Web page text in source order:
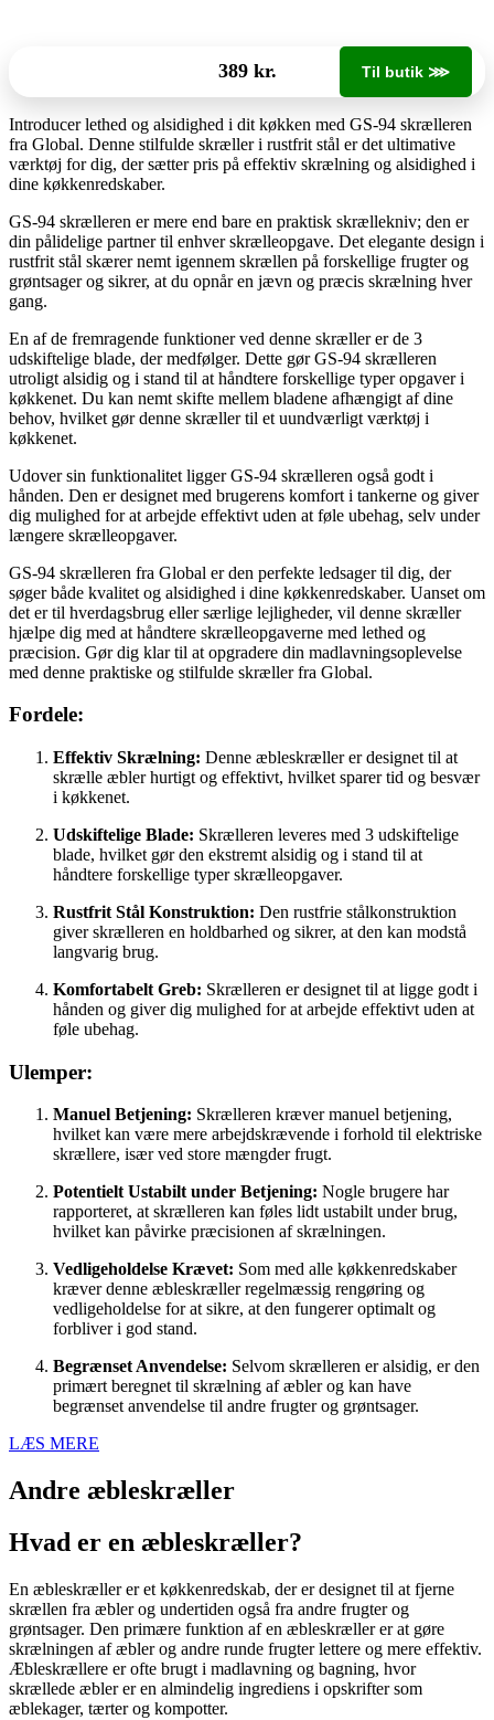
389 kr. Til butik ⋙
Introducer lethed og alsidighed i dit køkken med GS-94 skrælleren
fra Global. Denne stilfulde skræller i rustfrit stål er det ultimative
værktøj for dig, der sætter pris på effektiv skrælning og alsidighed i
dine køkkenredskaber.
GS-94 skrælleren er mere end bare en praktisk skrællekniv; den er
din pålidelige partner til enhver skrælleopgave. Det elegante design i
rustfrit stål skærer nemt igennem skrællen på forskellige frugter og
grøntsager og sikrer, at du opnår en jævn og præcis skrælning hver
gang.
En af de fremragende funktioner ved denne skræller er de 3
udskiftelige blade, der medfølger. Dette gør GS-94 skrælleren
utroligt alsidig og i stand til at håndtere forskellige typer opgaver i
køkkenet. Du kan nemt skifte mellem bladene afhængigt af dine
behov, hvilket gør denne skræller til et uundværligt værktøj i
køkkenet.
Udover sin funktionalitet ligger GS-94 skrælleren også godt i
hånden. Den er designet med brugerens komfort i tankerne og giver
dig mulighed for at arbejde effektivt uden at føle ubehag, selv under
længere skrælleopgaver.
GS-94 skrælleren fra Global er den perfekte ledsager til dig, der
søger både kvalitet og alsidighed i dine køkkenredskaber. Uanset om
det er til hverdagsbrug eller særlige lejligheder, vil denne skræller
hjælpe dig med at håndtere skrælleopgaverne med lethed og
præcision. Gør dig klar til at opgradere din madlavningsoplevelse
med denne praktiske og stilfulde skræller fra Global.
Fordele:
Effektiv Skrælning: Denne æbleskræller er designet til at
skrælle æbler hurtigt og effektivt, hvilket sparer tid og besvær
i køkkenet.
Udskiftelige Blade: Skrælleren leveres med 3 udskiftelige
blade, hvilket gør den ekstremt alsidig og i stand til at
håndtere forskellige typer skrælleopgaver.
Rustfrit Stål Konstruktion: Den rustfrie stålkonstruktion
giver skrælleren en holdbarhed og sikrer, at den kan modstå
langvarig brug.
Komfortabelt Greb: Skrælleren er designet til at ligge godt i
hånden og giver dig mulighed for at arbejde effektivt uden at
føle ubehag.
Ulemper:
Manuel Betjening: Skrælleren kræver manuel betjening,
hvilket kan være mere arbejdskrævende i forhold til elektriske
skrællere, især ved store mængder frugt.
Potentielt Ustabilt under Betjening: Nogle brugere har
rapporteret, at skrælleren kan føles lidt ustabilt under brug,
hvilket kan påvirke præcisionen af skrælningen.
Vedligeholdelse Krævet: Som med alle køkkenredskaber
kræver denne æbleskræller regelmæssig rengøring og
vedligeholdelse for at sikre, at den fungerer optimalt og
forbliver i god stand.
Begrænset Anvendelse: Selvom skrælleren er alsidig, er den
primært beregnet til skrælning af æbler og kan have
begrænset anvendelse til andre frugter og grøntsager.
LÆS MERE
Andre æbleskræller
Hvad er en æbleskræller?
En æbleskræller er et køkkenredskab, der er designet til at fjerne
skrællen fra æbler og undertiden også fra andre frugter og
grøntsager. Den primære funktion af en æbleskræller er at gøre
skrælningen af æbler og andre runde frugter lettere og mere effektiv.
Æbleskrællere er ofte brugt i madlavning og bagning, hvor
skrællede æbler er en almindelig ingrediens i opskrifter som
æblekager, tærter og kompotter.